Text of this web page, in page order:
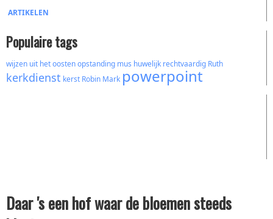
ARTIKELEN
Populaire tags
wijzen uit het oostenopstanding mus huwelijk rechtvaardig Ruth
kerkdienst kerst Robin Mark powerpoint
Daar 's een hof waar de bloemen steeds